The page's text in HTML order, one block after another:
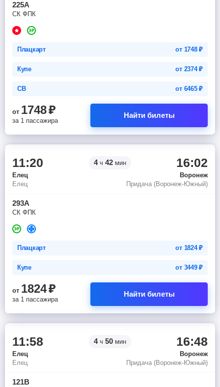
225А
СК ФПК
Плацкарт от 1748₽
Купе от 2374₽
СВ от 6465₽
от 1748₽
за 1 пассажира
Найти билеты
11:20 4ч 42 мин 16:02
Елец
Воронеж
Елец
Придача (Воронеж-Южный)
293А
СК ФПК
Плацкарт от 1824₽
Купе от 3449₽
от 1824₽
за 1 пассажира
Найти билеты
11:58 4ч 50 мин 16:48
Елец
Воронеж
Елец
Придача (Воронеж-Южный)
121В